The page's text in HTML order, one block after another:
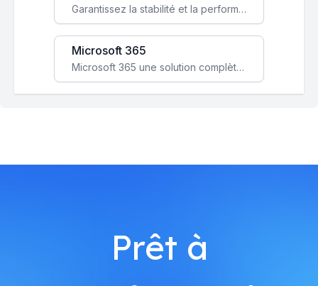
Garantissez la stabilité et la performance de votre entreprise avec une infrastructure IT sécurisée et évolutive.
Microsoft 365
Microsoft 365 une solution complète qui booste votre productivité, renforce la sécurité de vos données et facilite la collaboration.
Prêt à